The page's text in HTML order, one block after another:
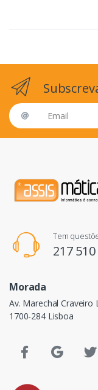
Email address
Tem
217
Morada
Av. Marechal Craveiro
1700-284 Lisboa